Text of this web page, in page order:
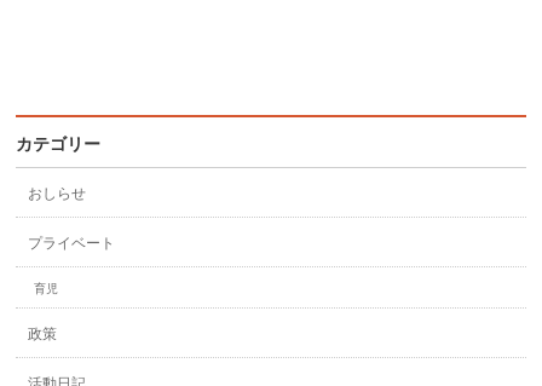
カテゴリー
おしらせ
プライベート
育児
政策